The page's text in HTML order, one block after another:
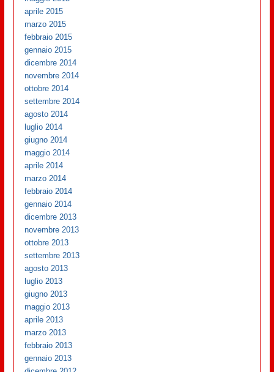
aprile 2015
marzo 2015
febbraio 2015
gennaio 2015
dicembre 2014
novembre 2014
ottobre 2014
settembre 2014
agosto 2014
luglio 2014
giugno 2014
maggio 2014
aprile 2014
marzo 2014
febbraio 2014
gennaio 2014
dicembre 2013
novembre 2013
ottobre 2013
settembre 2013
agosto 2013
luglio 2013
giugno 2013
maggio 2013
aprile 2013
marzo 2013
febbraio 2013
gennaio 2013